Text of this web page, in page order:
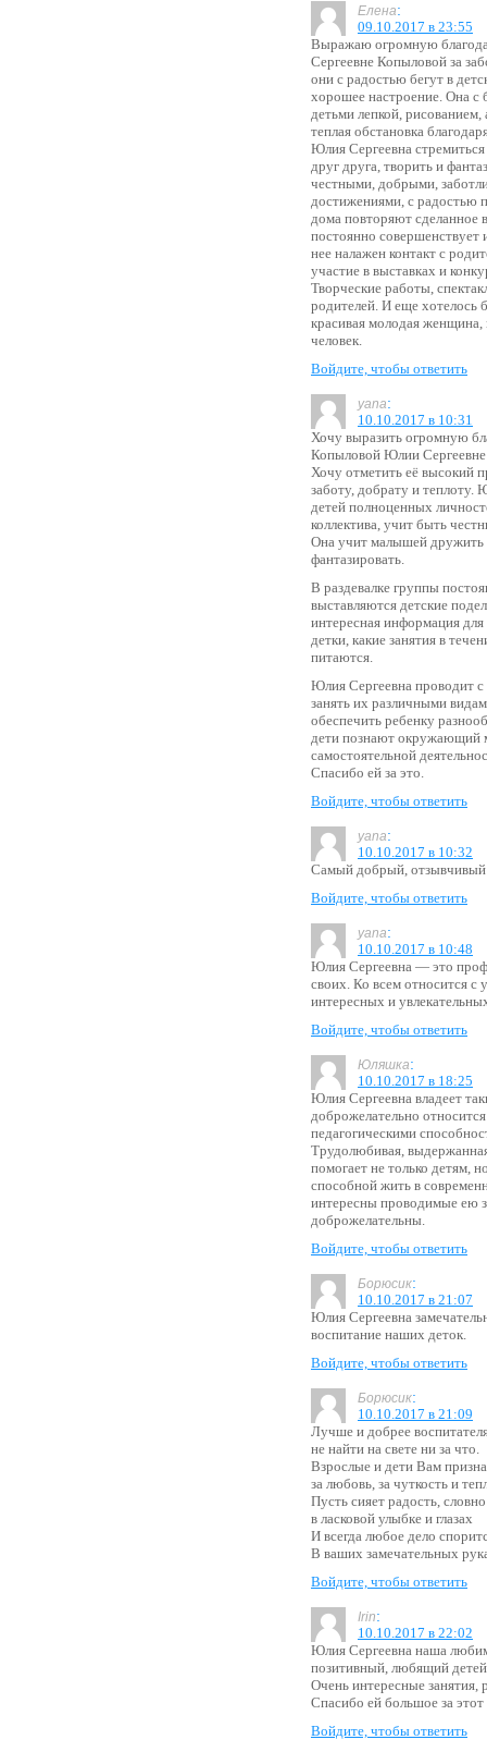
Елена:
09.10.2017 в 23:55
Выражаю огромную
Сергеевне Копыловой за
они с радостью бегут в
хорошее настроение. Она с
детьми лепкой,
теплая обстановка
Юлия Сергеевна
друг друга, творить и
честными, добрыми,
достижениями, с радостью
дома повторяют сделанное
постоянно
нее налажен контакт с
участие в выставках и
Творческие работы,
родителей. И еще хотелось
красивая молодая
человек.
Войдите, чтобы ответить
yana:
10.10.2017 в 10:31
Хочу выразить огромную
Копыловой Юлии
Хочу отметить её высокий
заботу, добрату и теплоту.
детей полноценных
коллектива, учит быть
Она учит малышей дружить
фантазировать.
В раздевалке группы
выставляются детские
интересная информация
детки, какие занятия в
питаются.
Юлия Сергеевна проводит с
занять их различными
обеспечить ребенку
дети познают окружающий
самостоятельной
Спасибо ей за это.
Войдите, чтобы ответить
yana:
10.10.2017 в 10:32
Самый добрый,
Войдите, чтобы ответить
yana:
10.10.2017 в 10:48
Юлия Сергеевна — это
своих. Ко всем относится
интересных и
Войдите, чтобы ответить
Юляшка:
10.10.2017 в 18:25
Юлия Сергеевна владеет
доброжелательно
педагогическими
Трудолюбивая,
помогает не только детям,
способной жить в
интересны проводимые ею
доброжелательны.
Войдите, чтобы ответить
Борюсик:
10.10.2017 в 21:07
Юлия Сергеевна
воспитание наших деток.
Войдите, чтобы ответить
Борюсик:
10.10.2017 в 21:09
Лучше и добрее
не найти на свете ни за что.
Взрослые и дети Вам
за любовь, за чуткость и
Пусть сияет радость,
в ласковой улыбке и глазах
И всегда любое дело
В ваших замечательных
Войдите, чтобы ответить
Irin:
10.10.2017 в 22:02
Юлия Сергеевна наша
позитивный, любящий
Очень интересные занятия,
Спасибо ей большое за
Войдите, чтобы ответить